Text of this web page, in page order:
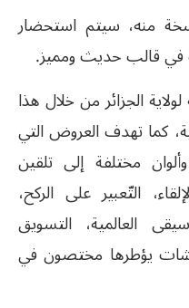
منه، سيتم استحضار
قالب حديث ومميز.
الجزائر من خلال هذا
كما تهدف العروض التي
مختلفة إلى تلقين
التّعبير على الركح،
العالمية، التسويق
يؤطرها مختصون في